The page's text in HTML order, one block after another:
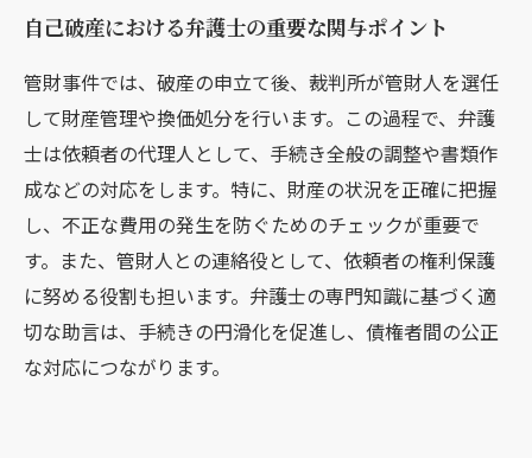
自己破産における弁護士の重要な関与ポイント
管財事件では、破産の申立て後、裁判所が管財人を選任
して財産管理や換価処分を行います。この過程で、弁護
士は依頼者の代理人として、手続き全般の調整や書類作
成などの対応をします。特に、財産の状況を正確に把握
し、不正な費用の発生を防ぐためのチェックが重要で
す。また、管財人との連絡役として、依頼者の権利保護
に努める役割も担います。弁護士の専門知識に基づく適
切な助言は、手続きの円滑化を促進し、債権者間の公正
な対応につながります。